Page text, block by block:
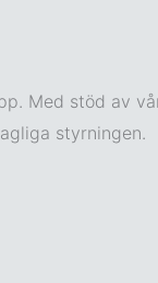
Med stöd av
styrningen.